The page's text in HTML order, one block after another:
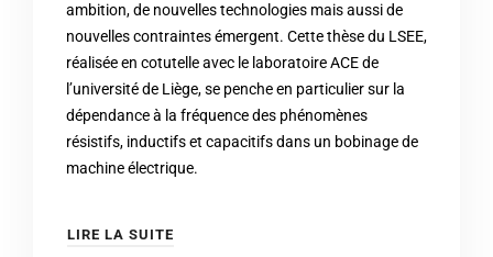
ambition, de nouvelles technologies mais aussi de
nouvelles contraintes émergent. Cette thèse du LSEE,
réalisée en cotutelle avec le laboratoire ACE de
l’université de Liège, se penche en particulier sur la
dépendance à la fréquence des phénomènes
résistifs, inductifs et capacitifs dans un bobinage de
machine électrique.
LIRE LA SUITE